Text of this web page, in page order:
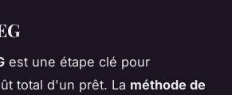
est une étape clé pour
total d'un prêt. La méthode de